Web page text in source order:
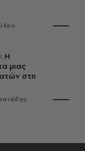
Η
μιας
στη